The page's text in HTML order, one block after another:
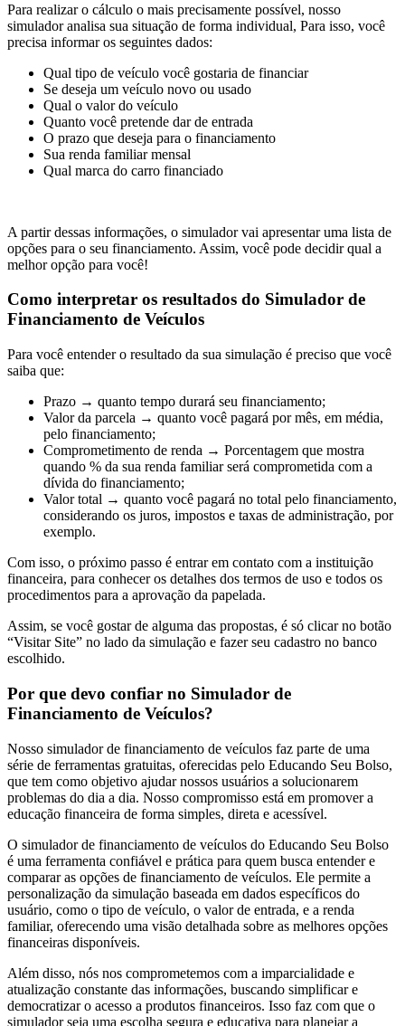
Para realizar o cálculo o mais precisamente possível, nosso
simulador analisa sua situação de forma individual, Para isso, você
precisa informar os seguintes dados:
Qual tipo de veículo você gostaria de financiar
Se deseja um veículo novo ou usado
Qual o valor do veículo
Quanto você pretende dar de entrada
O prazo que deseja para o financiamento
Sua renda familiar mensal
Qual marca do carro financiado
A partir dessas informações, o simulador vai apresentar uma lista de
opções para o seu financiamento. Assim, você pode decidir qual a
melhor opção para você!
Como interpretar os resultados do Simulador de
Financiamento de Veículos
Para você entender o resultado da sua simulação é preciso que você
saiba que:
Prazo → quanto tempo durará seu financiamento;
Valor da parcela → quanto você pagará por mês, em média,
pelo financiamento;
Comprometimento de renda → Porcentagem que mostra
quando % da sua renda familiar será comprometida com a
dívida do financiamento;
Valor total → quanto você pagará no total pelo financiamento,
considerando os juros, impostos e taxas de administração, por
exemplo.
Com isso, o próximo passo é entrar em contato com a instituição
financeira, para conhecer os detalhes dos termos de uso e todos os
procedimentos para a aprovação da papelada.
Assim, se você gostar de alguma das propostas, é só clicar no botão
“Visitar Site” no lado da simulação e fazer seu cadastro no banco
escolhido.
Por que devo confiar no Simulador de
Financiamento de Veículos?
Nosso simulador de financiamento de veículos faz parte de uma
série de ferramentas gratuitas, oferecidas pelo Educando Seu Bolso,
que tem como objetivo ajudar nossos usuários a solucionarem
problemas do dia a dia. Nosso compromisso está em promover a
educação financeira de forma simples, direta e acessível.
O simulador de financiamento de veículos do Educando Seu Bolso
é uma ferramenta confiável e prática para quem busca entender e
comparar as opções de financiamento de veículos. Ele permite a
personalização da simulação baseada em dados específicos do
usuário, como o tipo de veículo, o valor de entrada, e a renda
familiar, oferecendo uma visão detalhada sobre as melhores opções
financeiras disponíveis.
Além disso, nós nos comprometemos com a imparcialidade e
atualização constante das informações, buscando simplificar e
democratizar o acesso a produtos financeiros. Isso faz com que o
simulador seja uma escolha segura e educativa para planejar a